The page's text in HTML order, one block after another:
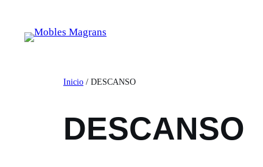
contenido
Inicio / DESCANSO
DESCANSO